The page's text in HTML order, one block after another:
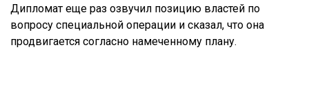
Дипломат еще раз озвучил позицию властей по
вопросу специальной операции и сказал, что она
продвигается согласно намеченному плану.